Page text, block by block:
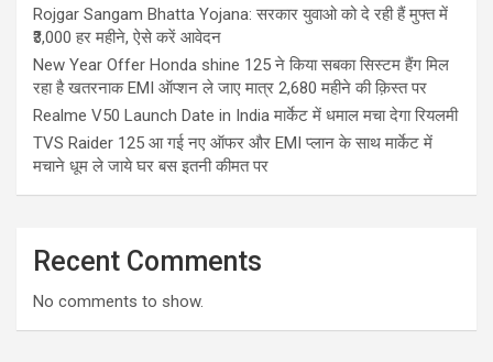
Rojgar Sangam Bhatta Yojana: सरकार युवाओ को दे रही हैं मुफ्त में
₹3,000 हर महीने, ऐसे करें आवेदन
New Year Offer Honda shine 125 ने किया सबका सिस्टम हैंग मिल
रहा है खतरनाक EMI ऑप्शन ले जाए मात्र 2,680 महीने की क़िस्त पर
Realme V50 Launch Date in India मार्केट में धमाल मचा देगा रियलमी
TVS Raider 125 आ गई नए ऑफर और EMI प्लान के साथ मार्केट में
मचाने धूम ले जाये घर बस इतनी कीमत पर
Recent Comments
No comments to show.